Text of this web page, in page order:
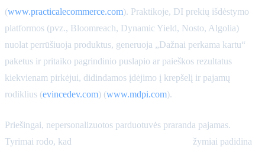
(www.practicalecommerce.com). Praktikoje, DI prekių išdėstymo
platformos (pvz., Bloomreach, Dynamic Yield, Nosto, Algolia)
nuolat perrūšiuoja produktus, generuoja „Dažnai perkama kartu“
paketus ir pritaiko pagrindinio puslapio ar paieškos rezultatus
kiekvienam pirkėjui, didindamos įdėjimo į krepšelį ir pajamų
rodiklius (evincedev.com) (www.mdpi.com).
Priešingai, nepersonalizuotos parduotuvės praranda pajamas.
Tyrimai rodo, kad
žymiai padidina